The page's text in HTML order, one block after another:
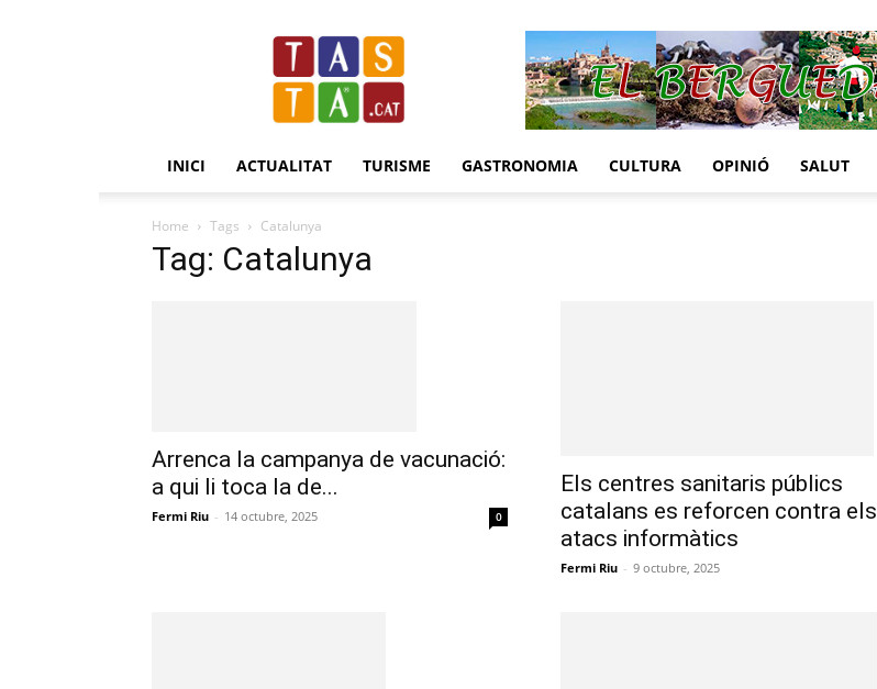
Revista
Tasta.cat
INICI ACTUALITAT TURISME GASTRONOMIA CULTURA OPINIÓ SALUT
Home Tags Catalunya
Tag: Catalunya
Arrenca la campanya de vacunació:
a qui li toca la de...
Fermi Riu - 14 octubre, 2025 0
Els centres sanitaris públics
catalans es reforcen contra els
atacs informàtics
Fermi Riu - 9 octubre, 2025